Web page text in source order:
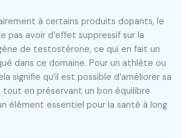
à certains produits dopants, le
pas avoir d’effet suppressif sur la
de testostérone, ce qui en fait un
dans ce domaine. Pour un athlète ou
signifie qu’il est possible d’améliorer sa
tout en préservant un bon équilibre
élément essentiel pour la santé à long